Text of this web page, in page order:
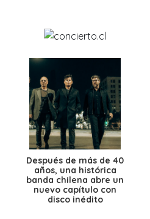
Después de más de 40
años, una histórica
banda chilena abre un
nuevo capítulo con
disco inédito